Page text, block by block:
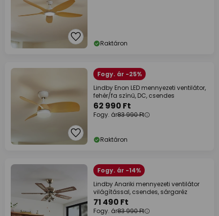
Raktáron
Fogy. ár -25%
Lindby Enon LED mennyezeti ventilátor,
fehér/fa színű, DC, csendes
62 990 Ft
Fogy. ár83 990 Ft
Raktáron
Fogy. ár -14%
Lindby Anariki mennyezeti ventilátor
világítással, csendes, sárgaréz
71 490 Ft
Fogy. ár83 990 Ft